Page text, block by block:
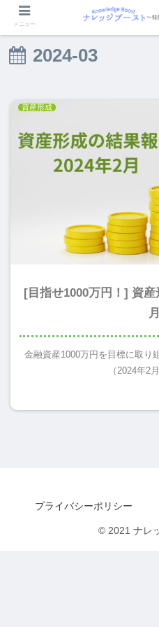
2024-03
資産形成
[目指せ1000万円！] 資
金融資産1000万円を目標に取り
（2024年2
プライバシーポリシー
© 2021 ナレ
メニュー